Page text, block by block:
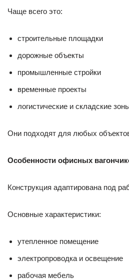
Чаще всего это:
строительные площадки
дорожные объекты
промышленные стройки
временные проекты
логистические и складские
Они подходят для любых
Особенности офисных
Конструкция адаптирована под
Основные характеристики:
утепленное помещение
электропроводка и освещение
рабочая мебель